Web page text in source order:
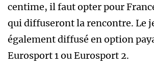
centime, il faut opter pour
qui diffuseront la rencontre. Le
également diffusé en option
Eurosport 1 ou Eurosport 2.